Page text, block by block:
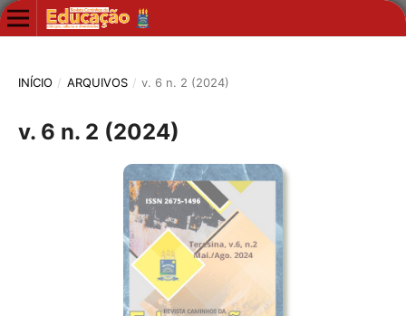
INÍCIO / ARQUIVOS / v. 6 n. 2 (2024)
v. 6 n. 2 (2024)